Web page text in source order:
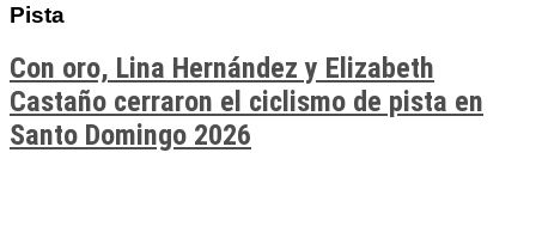
Pista
Con oro, Lina Hernández y Elizabeth
Castaño cerraron el ciclismo de pista en
Santo Domingo 2026